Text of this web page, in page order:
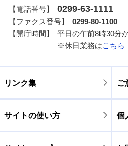
【電話番号】
0299-63-1111
【ファクス番号】
0299-80-1100
【開庁時間】
平日の午前8時30分
※休日業務はこちら
リンク集 ご
サイトの使い方 個